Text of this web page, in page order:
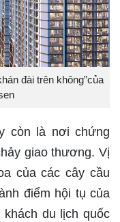
đài trên không”của
còn là nơi chứng
giao thương. Vị
của các cây cầu
điểm hội tụ của
du lịch quốc